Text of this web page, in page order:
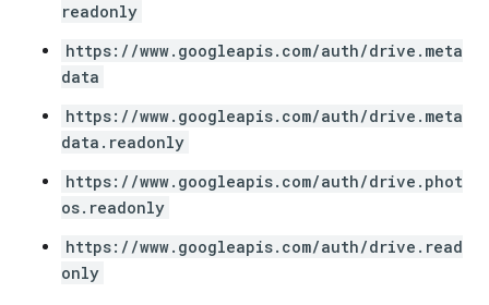
readonly
https://www.googleapis.com/auth/drive.meta
data
https://www.googleapis.com/auth/drive.meta
data.readonly
https://www.googleapis.com/auth/drive.phot
os.readonly
https://www.googleapis.com/auth/drive.read
only